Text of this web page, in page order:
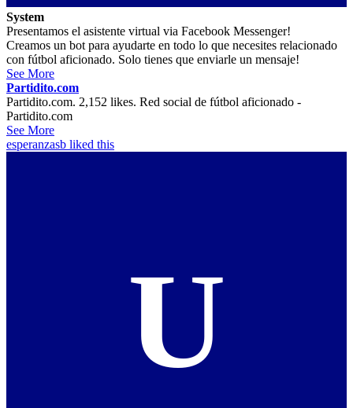
System
Presentamos el asistente virtual via Facebook Messenger!
Creamos un bot para ayudarte en todo lo que necesites relacionado
con fútbol aficionado. Solo tienes que enviarle un mensaje!
See More
Partidito.com
Partidito.com. 2,152 likes. Red social de fútbol aficionado -
Partidito.com
See More
esperanzasb liked this
U